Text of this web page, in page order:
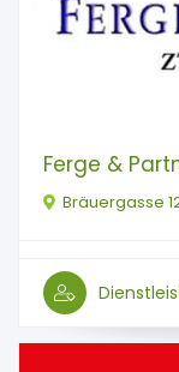
Ferge &
Bräuergasse